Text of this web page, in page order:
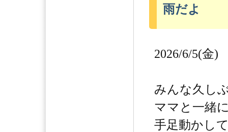
雨だよ
2026/6/5(金)
みんな久し
ママと一緒
手足動かし